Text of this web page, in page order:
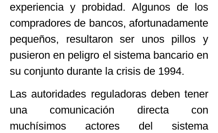
experiencia y probidad. Algunos de los
compradores de bancos, afortunadamente
pequeños, resultaron ser unos pillos y
pusieron en peligro el sistema bancario en
su conjunto durante la crisis de 1994.
Las autoridades reguladoras deben tener
una comunicación directa con
muchísimos actores del sistema